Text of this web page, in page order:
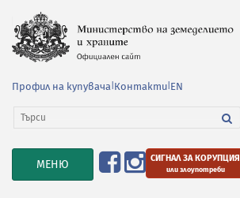
Профил на купувача Контакти EN
TOGGLE
NAVIGATION
МЕНЮ СИГНАЛ ЗА КОРУПЦИЯ
или злоупотреби